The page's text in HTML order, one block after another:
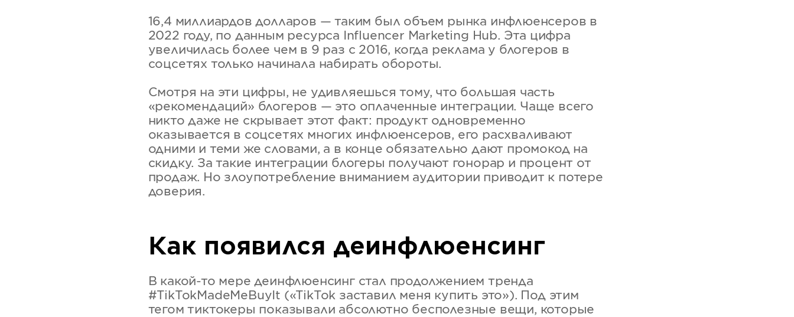
16,4 миллиардов долларов — таким был объем рынка инфлюенсеров в
2022 году, по данным ресурса Influencer Marketing Hub. Эта цифра
увеличилась более чем в 9 раз с 2016, когда реклама у блогеров в
соцсетях только начинала набирать обороты.
Смотря на эти цифры, не удивляешься тому, что большая часть
«рекомендаций» блогеров — это оплаченные интеграции. Чаще всего
никто даже не скрывает этот факт: продукт одновременно
оказывается в соцсетях многих инфлюенсеров, его расхваливают
одними и теми же словами, а в конце обязательно дают промокод на
скидку. За такие интеграции блогеры получают гонорар и процент от
продаж. Но злоупотребление вниманием аудитории приводит к потере
доверия.
Как появился деинфлюенсинг
В какой-то мере деинфлюенсинг стал продолжением тренда
#TikTokMadeMeBuyIt («TikTok заставил меня купить это»). Под этим
тегом тиктокеры показывали абсолютно бесполезные вещи, которые